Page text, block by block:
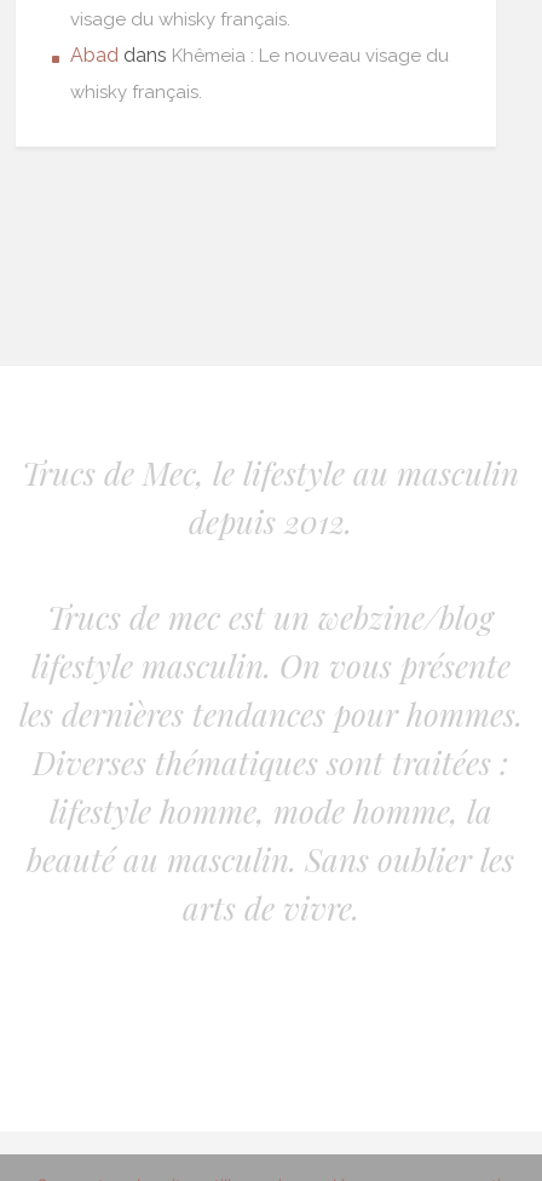
visage du whisky français.
Abad dans Khêmeia : Le nouveau visage du
whisky français.
Trucs de Mec, le lifestyle au masculin
depuis 2012.
Trucs de mec est un webzine/blog
lifestyle masculin. On vous présente
les dernières tendances pour hommes.
Diverses thématiques sont traitées :
lifestyle homme, mode homme, la
beauté au masculin. Sans oublier les
arts de vivre.